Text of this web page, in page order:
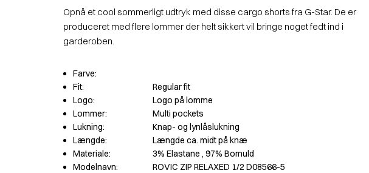
Opnå et cool sommerligt udtryk med disse cargo shorts fra G-Star. De er
produceret med flere lommer der helt sikkert vil bringe noget fedt ind i
garderoben.
Farve:
Fit:
Regular fit
Logo:
Logo på lomme
Lommer:
Multi pockets
Lukning:
Knap- og lynlåslukning
Længde:
Længde ca. midt på knæ
Materiale:
3% Elastane , 97% Bomuld
Modelnavn:
ROVIC ZIP RELAXED 1/2 D08566-5